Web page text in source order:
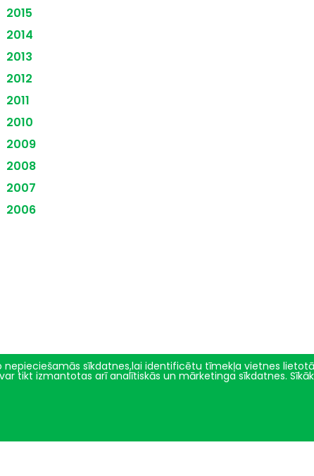
2015
2014
2013
2012
2011
2010
2009
2008
2007
2006
sīkdatnes,lai identificētu tīmekļa vietnes
tikt izmantotas arī analītiskās un mārketinga sīkdatnes.